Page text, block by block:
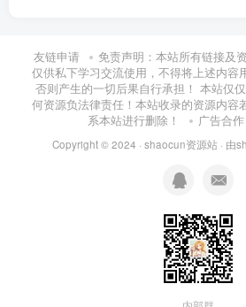
友链申请
免责声明：本站所有链接及
仅供私下学习交流使用，不得将上述内容
否则产生的一切后果自行承担！ 本站仅
何资源负法律责任！本站收录的资源内容
系本站进行删除！
广告合作
Copyright © 2024 · shaocun资源站 · 由